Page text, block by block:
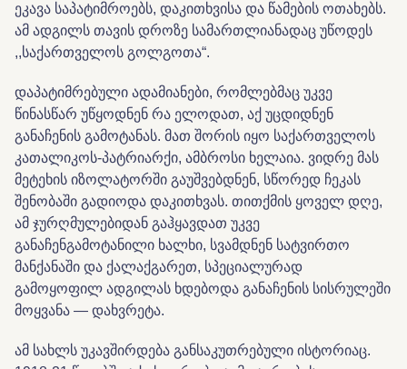
ეკავა საპატიმროებს, დაკითხვისა და წამების ოთახებს.
ამ ადგილს თავის დროზე სამართლიანადაც უწოდეს
,,საქართველოს გოლგოთა“.
დაპატიმრებული ადამიანები, რომლებმაც უკვე
წინასწარ უწყოდნენ რა ელოდათ, აქ უცდიდნენ
განაჩენის გამოტანას. მათ შორის იყო საქართველოს
კათალიკოს-პატრიარქი, ამბროსი ხელაია. ვიდრე მას
მეტეხის იზოლატორში გაუშვებდნენ, სწორედ ჩეკას
შენობაში გადიოდა დაკითხვას. თითქმის ყოველ დღე,
ამ ჯურღმულებიდან გაჰყავდათ უკვე
განაჩენგამოტანილი ხალხი, სვამდნენ სატვირთო
მანქანაში და ქალაქგარეთ, სპეციალურად
გამოყოფილ ადგილას ხდებოდა განაჩენის სისრულეში
მოყვანა ­— დახვრეტა.
ამ სახლს უკავშირდება განსაკუთრებული ისტორიაც.